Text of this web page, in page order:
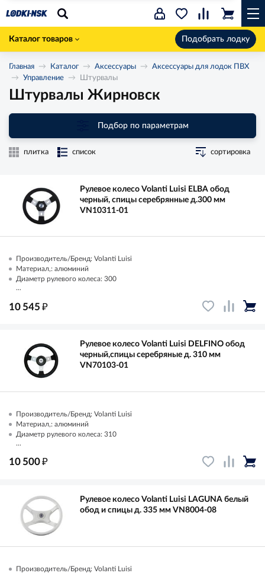
Каталог товаров Подобрать лодку
Главная Каталог Аксессуары
Аксессуары для лодок ПВХ
Управление
Штурвалы
Штурвалы Жирновск
Подбор по параметрам
плитка список сортировка
Рулевое колесо Volanti Luisi ELBA обод
черный, спицы серебрянные д.300 мм
VN10311-01
Производитель/Бренд: Volanti Luisi
Материал,: алюминий
Диаметр рулевого колеса: 300
...
10 545 ₽
Рулевое колесо Volanti Luisi DELFINO обод
черный,спицы серебряные д. 310 мм
VN70103-01
Производитель/Бренд: Volanti Luisi
Материал,: алюминий
Диаметр рулевого колеса: 310
...
10 500₽
Рулевое колесо Volanti Luisi LAGUNA белый
обод и спицы д. 335 мм VN8004-08
Производитель/Бренд: Volanti Luisi